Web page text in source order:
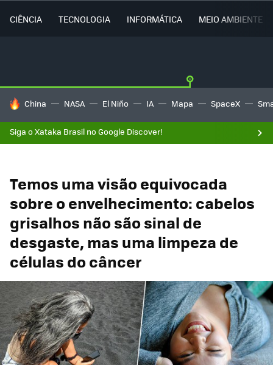
CIÊNCIA TECNOLOGIA INFORMÁTICA MEIO AMBIENTE
TENDÊNCIAS DO DIA
China NASA El Niño IA Mapa SpaceX
Siga o Xataka Brasil no Google Discover!
Temos uma visão equivocada
sobre o envelhecimento: cabelos
grisalhos não são sinal de
desgaste, mas uma limpeza de
células do câncer